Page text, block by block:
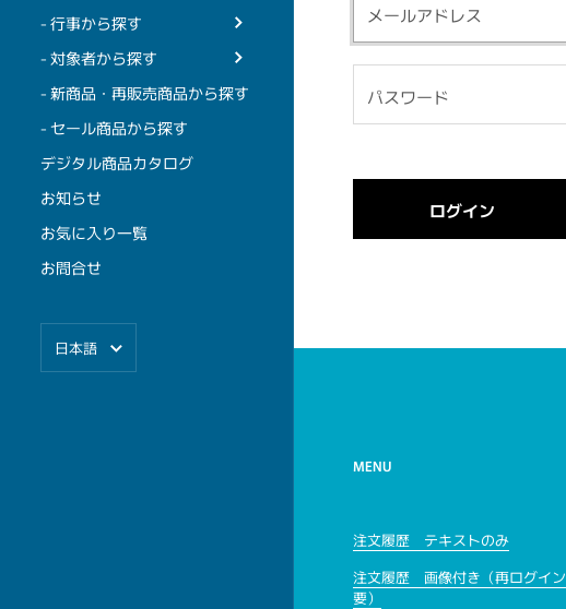
- 行事から探す
- 対象者から探す
- 新商品・再販売商品から探す
- セール商品から探す
デジタル商品カタログ
お知らせ
お気に入り一覧
お問合せ
言語
日本語
MENU
注文履歴 テキストのみ
注文履歴 画像付き（再ログイン
要）